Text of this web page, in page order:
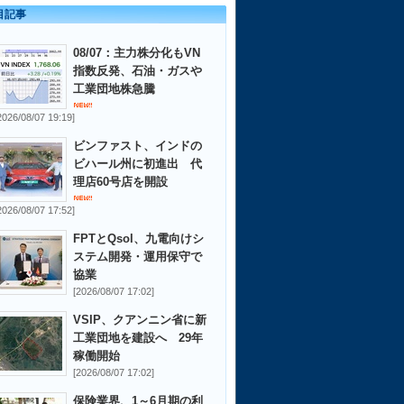
記事
08/07：主力株分化もVN
指数反発、石油・ガスや
工業団地株急騰
08/07 19:19]
ビンファスト、インドの
ビハール州に初進出 代
理店60号店を開設
08/07 17:52]
FPTとQsol、九電向けシ
ステム開発・運用保守で
協業
[2026/08/07 17:02]
VSIP、クアンニン省に新
工業団地を建設へ 29年
稼働開始
[2026/08/07 17:02]
保険業界、1～6月期の利